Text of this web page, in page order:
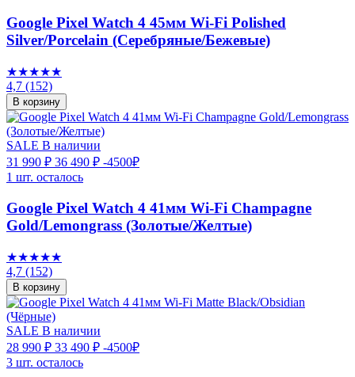
Google Pixel Watch 4 45мм Wi-Fi Polished
Silver/Porcelain (Серебряные/Бежевые)
★★★★★
4,7 (152)
В корзину
SALE В наличии
31 990 ₽ 36 490 ₽ -4500₽
1 шт. осталось
Google Pixel Watch 4 41мм Wi-Fi Champagne
Gold/Lemongrass (Золотые/Желтые)
★★★★★
4,7 (152)
В корзину
SALE В наличии
28 990 ₽ 33 490 ₽ -4500₽
3 шт. осталось